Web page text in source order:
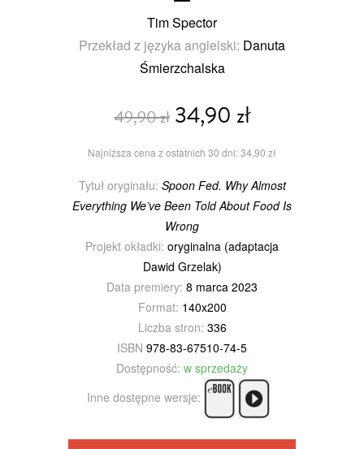
Tim Spector
Przekład z języka angielski: Danuta
Śmierzchalska
49,90 zł34,90 zł
Najniższa cena z ostatnich 30 dni: 34,90 zł
Tytuł oryginału: Spoon Fed. Why Almost
Everything We’ve Been Told About Food Is
Wrong
Projekt okładki: oryginalna (adaptacja
Dawid Grzelak)
Data premiery: 8 marca 2023
Format: 140x200
Liczba stron: 336
ISBN 978-83-67510-74-5
Dostępność: w sprzedaży
Inne dostępne wersje: